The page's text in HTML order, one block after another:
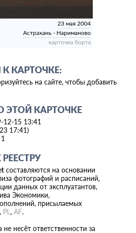
23 мая 2004
Астрахань - Нариманово
карточка борта
КАРТОЧКЕ:
на сайте, чтобы добавить
ЭТОЙ КАРТОЧКЕ
12-15 13:41
17:41)
составляются на основании
фотографий и расписаний,
данных от эксплуатантов,
Экономики,
присылаемых
, PL , AF.
несёт ответственности за